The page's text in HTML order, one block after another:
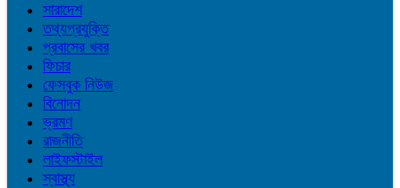
সারাদেশ
তথ্যপ্রযুক্তি
প্রবাসের খবর
ফিচার
ফেসবুক নিউজ
বিনোদন
ভ্রমণ
রাজনীতি
লাইফস্টাইল
স্বাস্থ্য